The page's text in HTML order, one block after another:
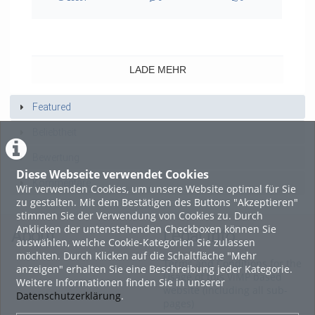
Diese Webseite verwendet Cookies
Wir verwenden Cookies, um unsere Website optimal für Sie
zu gestalten. Mit dem Bestätigen des Buttons "Akzeptieren"
stimmen Sie der Verwendung von Cookies zu. Durch
Anklicken der untenstehenden Checkboxen können Sie
auswählen, welche Cookie-Kategorien Sie zulassen
möchten. Durch Klicken auf die Schaltfläche "Mehr
anzeigen" erhalten Sie eine Beschreibung jeder Kategorie.
Weitere Informationen finden Sie in unserer
Datenschutzerklärung.
LADE MEHR
Featured
Kommentare
About Legal Info
Terms and Conditions for the
Usage of this ViMP based
website (including all sub-